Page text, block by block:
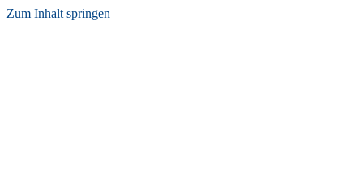
Zum Inhalt springen